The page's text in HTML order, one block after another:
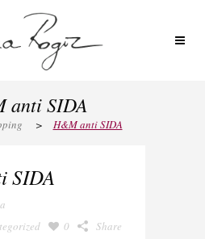
anti SIDA
> H&M anti SIDA
SIDA
0 Share